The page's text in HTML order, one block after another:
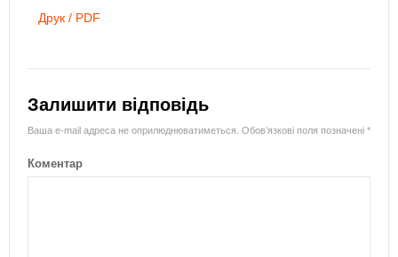
Друк / PDF
Залишити відповідь
Ваша e-mail адреса не оприлюднюватиметься. Обов’язкові поля позначені *
Коментар